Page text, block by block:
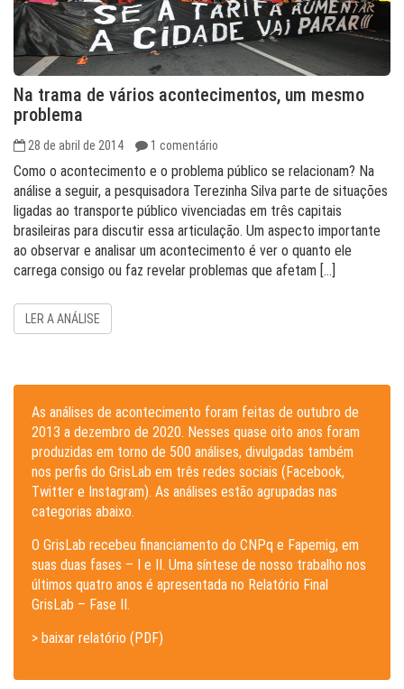
Na trama de vários acontecimentos, um mesmo
problema
28 de abril de 2014 1 comentário
Como o acontecimento e o problema público se relacionam? Na
análise a seguir, a pesquisadora Terezinha Silva parte de situações
ligadas ao transporte público vivenciadas em três capitais
brasileiras para discutir essa articulação. Um aspecto importante
ao observar e analisar um acontecimento é ver o quanto ele
carrega consigo ou faz revelar problemas que afetam […]
LER A ANÁLISE
As análises de acontecimento foram feitas de outubro de
2013 a dezembro de 2020. Nesses quase oito anos foram
produzidas em torno de 500 análises, divulgadas também
nos perfis do GrisLab em três redes sociais (Facebook,
Twitter e Instagram). As análises estão agrupadas nas
categorias abaixo.
O GrisLab recebeu financiamento do CNPq e Fapemig, em
suas duas fases – I e II. Uma síntese de nosso trabalho nos
últimos quatro anos é apresentada no Relatório Final
GrisLab – Fase II.
> baixar relatório (PDF)